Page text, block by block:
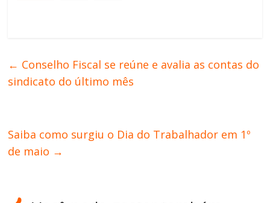
← Conselho Fiscal se reúne e avalia as contas do
sindicato do último mês
Saiba como surgiu o Dia do Trabalhador em 1º
de maio →